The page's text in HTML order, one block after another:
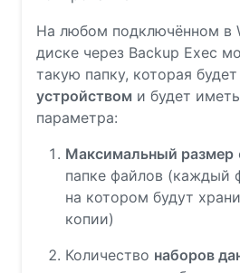
На любом подключённом в
диске через Backup Exec
такую папку, которая будет
устройством и будет
параметра:
Максимальный размер
папке файлов (каждый
на котором будут
копии)
Количество наборов